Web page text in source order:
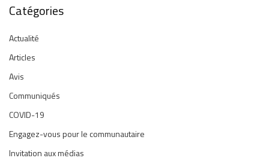
Catégories
Actualité
Articles
Avis
Communiqués
COVID-19
Engagez-vous pour le communautaire
Invitation aux médias